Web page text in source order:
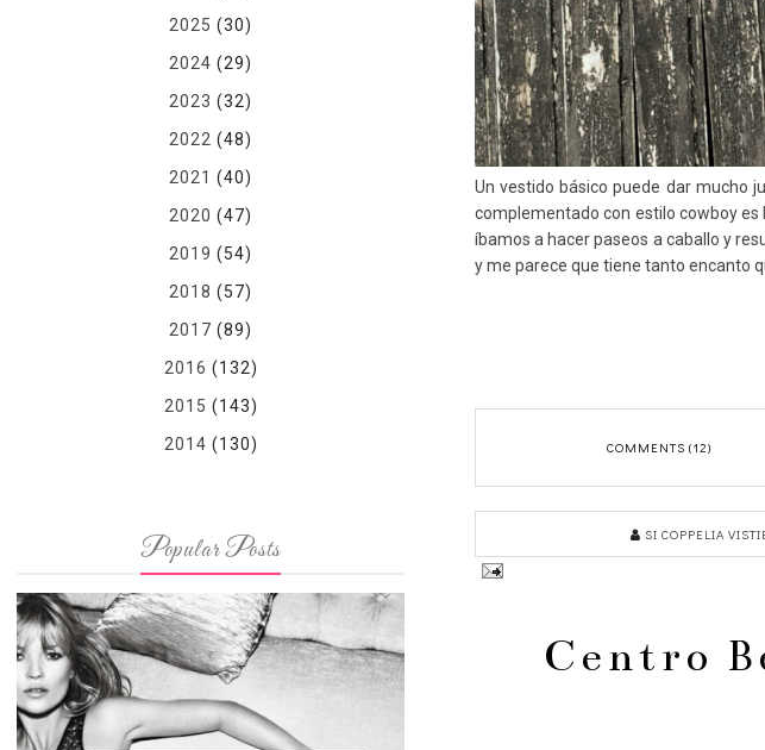
Un vestido básico puede dar mucho
complementado con estilo cowboy
íbamos a hacer paseos a caballo y
y me parece que tiene tanto encanto
COMMENTS (12)
SI COPPELIA
Centro
2025 (30)
2024 (29)
2023 (32)
2022 (48)
2021 (40)
2020 (47)
2019 (54)
2018 (57)
2017 (89)
2016 (132)
2015 (143)
2014 (130)
Popular Posts